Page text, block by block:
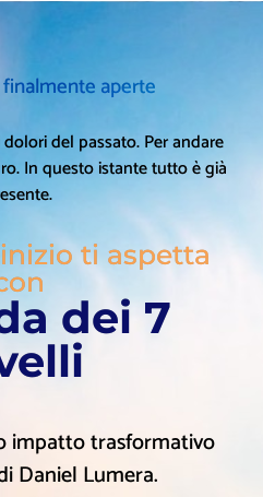
aperte
del passato. Per andare
In questo istante tutto è già
ti aspetta
dei 7
impatto trasformativo
Daniel Lumera.